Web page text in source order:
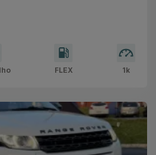
FLEX 1k